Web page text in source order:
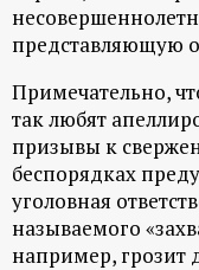
л
представляющую
Примечательно,
так любят
призывы к
беспорядках
уголовная
называемого
например, грозит